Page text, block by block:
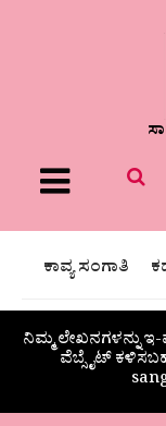
Menu
ಕಾವ್ಯ ಸಂಗಾತಿ
ನಿಮ್ಮ ಲೇಖನಗಳನ್ನು
ವೆಬ್ಸೈಟ್